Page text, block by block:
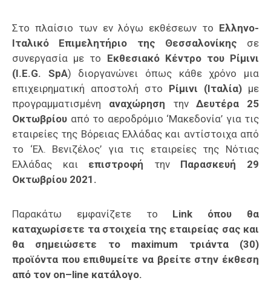
Στο πλαίσιο των εν λόγω εκθέσεων το Ελληνο-
Ιταλικό
Επιμελητήριο της Θεσσαλονίκης σε
συνεργασία με το Εκθεσιακό Κέντρο του Ρίμινι
(I.E.G. SpA) διοργανώνει όπως κάθε χρόνο μια
επιχειρηματική αποστολή στo Ρίμινι (Ιταλία) με
προγραμματισμένη αναχώρηση τηνΔευτέρα 25
Οκτωβρίου από το αεροδρόμιο ‘Μακεδονία’ για τις
εταιρείες της Βόρειας Ελλάδας και αντίστοιχα από
το ‘Ελ. Βενιζέλος’ για τις εταιρείες της Νότιας
Ελλάδας και επιστροφή την Παρασκευή 29
Οκτωβρίου 2021.
Παρακάτω εμφανίζετε το Link όπου θα
καταχωρίσετε τα στοιχεία της εταιρείας σας και
θα σημειώσετε το maximum τριάντα (30)
προϊόντα που επιθυμείτε να βρείτε στην έκθεση
από τον on–line κατάλογο.